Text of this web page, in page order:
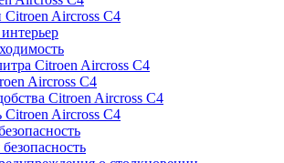
Citroen Aircross C4
Citroen Aircross C4
Aircross C4
Citroen Aircross C4
Citroen Aircross C4